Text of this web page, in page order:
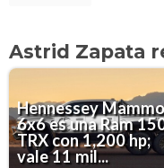
Astrid Zapata
Hennessey
6x6 es una Ram
TRX con 1,200 hp;
vale 11 mil...